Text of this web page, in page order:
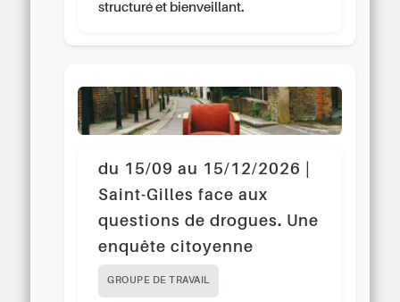
structuré et bienveillant.
du 15/09 au 15/12/2026 |
Saint-Gilles face aux
questions de drogues. Une
enquête citoyenne
GROUPE DE TRAVAIL